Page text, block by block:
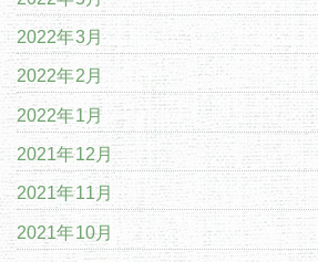
2022年3月
2022年2月
2022年1月
2021年12月
2021年11月
2021年10月